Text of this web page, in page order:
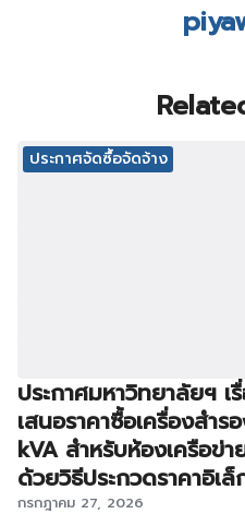
ประกาศจัดซื้อจัดจ้าง
ประกาศมหาวิทยาลัยฯ เ
เสนอราคาซื้อเครื่องสำ
kVA สำหรับห้องเครือข่า
ด้วยวิธีประกวดราคาอิ
กรกฎาคม 27, 2026